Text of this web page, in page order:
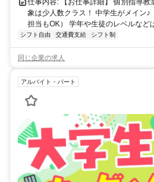
仕事内容: 【お仕事詳細】 個別指導教
象は少人数クラス！ 中学生がメイン
担当もOK） 学年や生徒のレベルなど
シフト自由 交通費支給 シフト制
同じ企業の求人
アルバイト・パート